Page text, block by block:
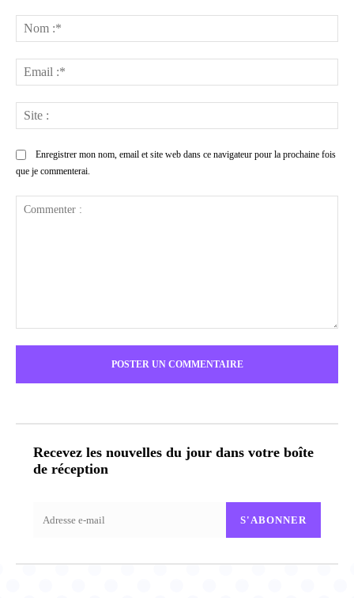
:*
:*
:
Enregistrer mon nom, email et site web dans ce navigateur pour la prochaine fois
que je commenterai.
Recevez les nouvelles du jour dans votre boîte
de réception
S'ABONNER